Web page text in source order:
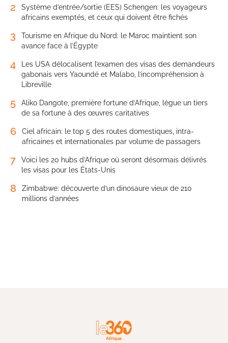
2
Système d’entrée/sortie (EES) Schengen: les voyageurs
africains exemptés, et ceux qui doivent être fichés
3
Tourisme en Afrique du Nord: le Maroc maintient son
avance face à l’Égypte
4
Les USA délocalisent l’examen des visas des demandeurs
gabonais vers Yaoundé et Malabo, l’incompréhension à
Libreville
5
Aliko Dangote, première fortune d’Afrique, lègue un tiers
de sa fortune à des œuvres caritatives
6
Ciel africain: le top 5 des routes domestiques, intra-
africaines et internationales par volume de passagers
7
Voici les 20 hubs d’Afrique où seront désormais délivrés
les visas pour les États-Unis
8
Zimbabwe: découverte d’un dinosaure vieux de 210
millions d’années